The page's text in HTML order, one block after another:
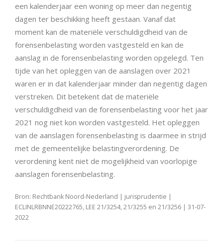
een kalenderjaar een woning op meer dan negentig
dagen ter beschikking heeft gestaan. Vanaf dat
moment kan de materiële verschuldigdheid van de
forensenbelasting worden vastgesteld en kan de
aanslag in de forensenbelasting worden opgelegd. Ten
tijde van het opleggen van de aanslagen over 2021
waren er in dat kalenderjaar minder dan negentig dagen
verstreken. Dit betekent dat de materiële
verschuldigdheid van de forensenbelasting voor het jaar
2021 nog niet kon worden vastgesteld. Het opleggen
van de aanslagen forensenbelasting is daarmee in strijd
met de gemeentelijke belastingverordening. De
verordening kent niet de mogelijkheid van voorlopige
aanslagen forensenbelasting.
Bron: Rechtbank Noord-Nederland | jurisprudentie |
ECLINLRBNNE20222765, LEE 21/3254, 21/3255 en 21/3256 | 31-07-
2022